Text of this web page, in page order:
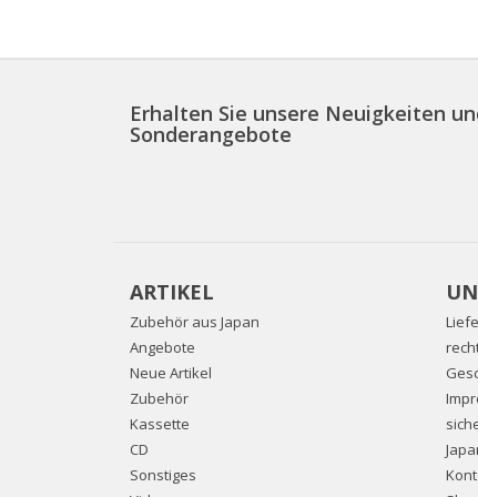
Erhalten Sie unsere Neuigkeiten
Sonderangebote
ARTIKEL
Zubehör aus Japan
Angebote
Neue Artikel
Zubehör
Kassette
CD
Sonstiges